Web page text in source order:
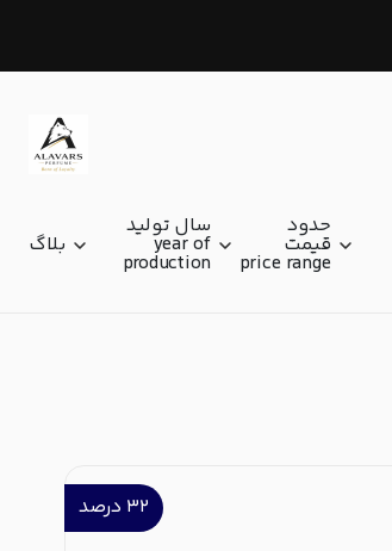
حدود
قیمت
price range
سال تولید
year of
production
بلاگ
۳۲ درصد